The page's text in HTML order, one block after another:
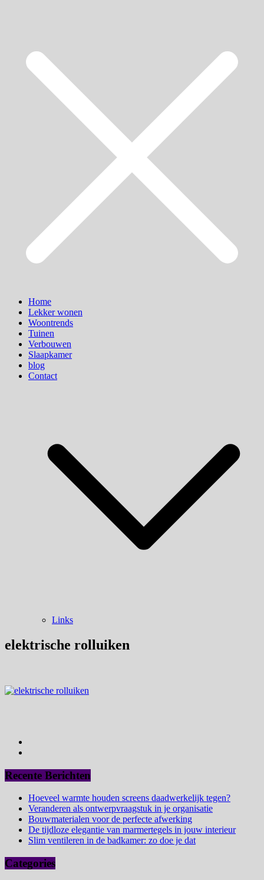
Home
Lekker wonen
Woontrends
Tuinen
Verbouwen
Slaapkamer
blog
Contact
Links
elektrische rolluiken
Recente Berichten
Hoeveel warmte houden screens daadwerkelijk tegen?
Veranderen als ontwerpvraagstuk in je organisatie
Bouwmaterialen voor de perfecte afwerking
De tijdloze elegantie van marmertegels in jouw interieur
Slim ventileren in de badkamer: zo doe je dat
Categories